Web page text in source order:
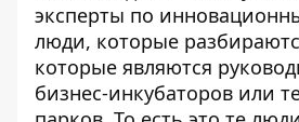
эксперты по
люди, которые
которые являются
бизнес-инкубаторов или